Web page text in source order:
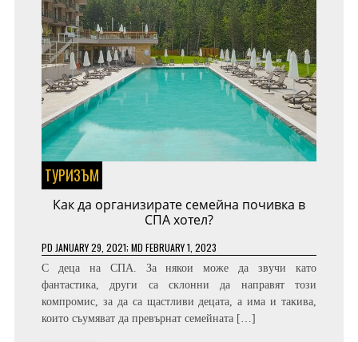
ТУРИЗЪМ
Как да организирате семейна почивка в
СПА хотел?
PD JANUARY 29, 2021; MD FEBRUARY 1, 2023
С деца на СПА. За някои може да звучи като
фантастика, други са склонни да направят този
компромис, за да са щастливи децата, а има и такива,
които съумяват да превърнат семейната […]